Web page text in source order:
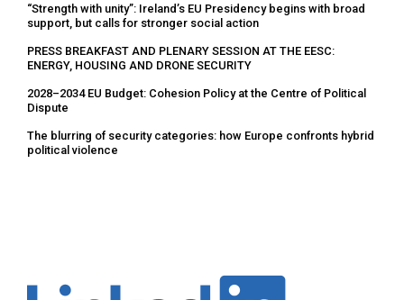
“Strength with unity”: Ireland’s EU Presidency begins with broad
support, but calls for stronger social action
PRESS BREAKFAST AND PLENARY SESSION AT THE EESC:
ENERGY, HOUSING AND DRONE SECURITY
2028–2034 EU Budget: Cohesion Policy at the Centre of Political
Dispute
The blurring of security categories: how Europe confronts hybrid
political violence